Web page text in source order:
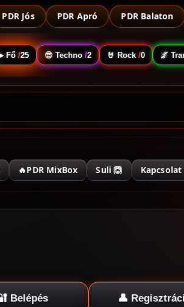
PDR Jós PDR Apró PDR Balaton
Fő /25 😎 Techno /2 🤘 Rock /0 🌌
🔥PDR MixBox Suli 🙆 Kapcsolat
Belépés 👤